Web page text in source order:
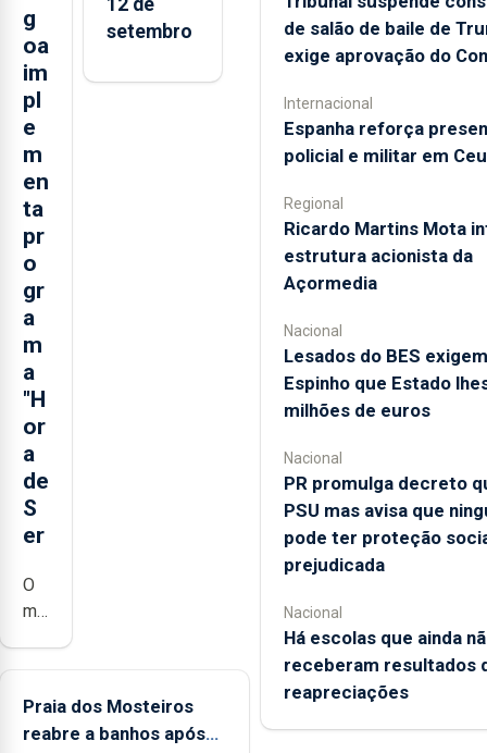
g
oa
im
pl
e
m
en
ta
pr
o
gr
a
m
a
"H
or
a
de
S
er
O
município
a
implementar
12 de
setembro
Praia dos Mosteiros
reabre a banhos após
de salão de baile de
exige aprovação do
Internacional
Espanha reforça
policial e militar em
Regional
Ricardo Martins Mota
estrutura acionista da
Açormedia
Nacional
Lesados do BES
Espinho que Estado
milhões de euros
Nacional
PR promulga decreto
PSU mas avisa que
pode ter proteção
prejudicada
Nacional
Há escolas que ainda
receberam resultados
reapreciações